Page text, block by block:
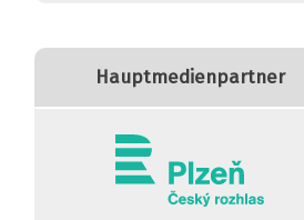
Hauptmedienpartner